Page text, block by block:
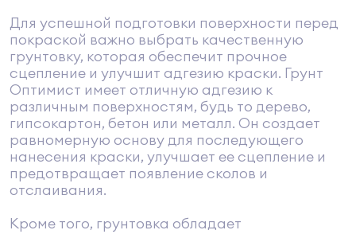
Для успешной подготовки поверхности перед
покраской важно выбрать качественную
грунтовку, которая обеспечит прочное
сцепление и улучшит адгезию краски. Грунт
Оптимист имеет отличную адгезию к
различным поверхностям, будь то дерево,
гипсокартон, бетон или металл. Он создает
равномерную основу для последующего
нанесения краски, улучшает ее сцепление и
предотвращает появление сколов и
отслаивания.
Кроме того, грунтовка обладает